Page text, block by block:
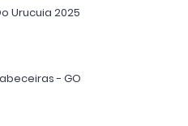
Urucuia 2025
- GO